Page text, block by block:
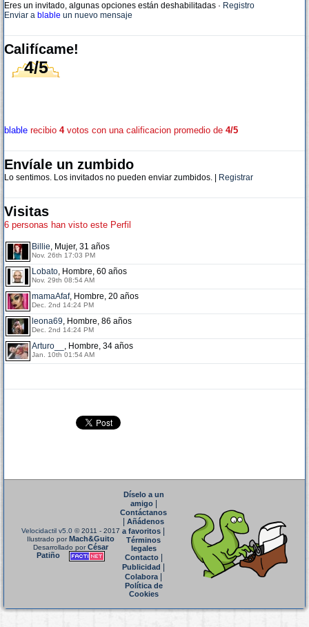
Eres un invitado, algunas opciones están deshabilitadas · Registro
Enviar a blable un nuevo mensaje
Califícame!
4/5
blable recibio 4votos con una calificacion promedio de 4/5
Envíale un zumbido
Lo sentimos. Los invitados no pueden enviar zumbidos. | Registrar
Visitas
6 personas han visto este Perfil
Billie, Mujer, 31 años
Nov. 26th 17:03 PM
Lobato, Hombre, 60 años
Nov. 29th 08:54 AM
mamaAfaf, Hombre, 20 años
Dec. 2nd 14:24 PM
leona69, Hombre, 86 años
Dec. 2nd 14:24 PM
Arturo__ , Hombre, 34 años
Jan. 10th 01:54 AM
Velocidactil v5.0 © 2011 - 2017
Ilustrado porMach&Guito
Desarrollado porCésar
Patiño
Díselo a un
amigo|
Contáctanos
Añádenos
a favoritos
Términos
legales
Contacto|
Publicidad
Colabora|
Política de
Cookies